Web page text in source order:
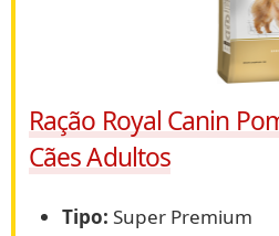
Ração Royal Canin
Cães Adultos
Tipo: Super Premium